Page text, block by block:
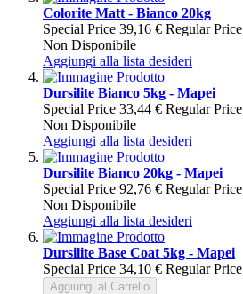
Colorite Matt - Bianco 20kg
Special Price 39,16 € Regular Price
Non Disponibile
Aggiungi alla lista desideri
Dursilite Bianco 5kg - Mapei
Special Price 33,44 € Regular Price
Non Disponibile
Aggiungi alla lista desideri
Dursilite Bianco 20kg - Mapei
Special Price 92,76 € Regular Price
Non Disponibile
Aggiungi alla lista desideri
Dursilite Base Coat 5kg - Mapei
Special Price 34,10 € Regular Price
Aggiungi al Carrello